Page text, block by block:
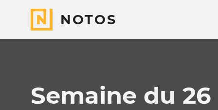
NOTOS
Semaine du